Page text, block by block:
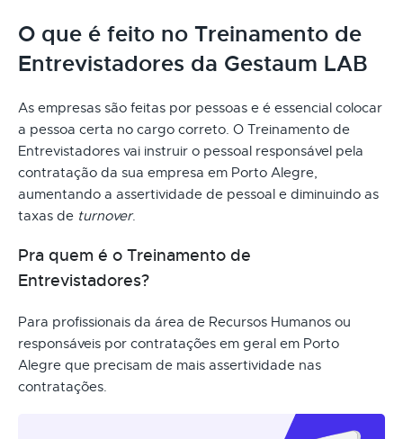
O que é feito no Treinamento de
Entrevistadores da Gestaum LAB
As empresas são feitas por pessoas e é essencial colocar
a pessoa certa no cargo correto. O Treinamento de
Entrevistadores vai instruir o pessoal responsável pela
contratação da sua empresa em Porto Alegre,
aumentando a assertividade de pessoal e diminuindo as
taxas de turnover.
Pra quem é o Treinamento de
Entrevistadores?
Para profissionais da área de Recursos Humanos ou
responsáveis por contratações em geral em Porto
Alegre que precisam de mais assertividade nas
contratações.